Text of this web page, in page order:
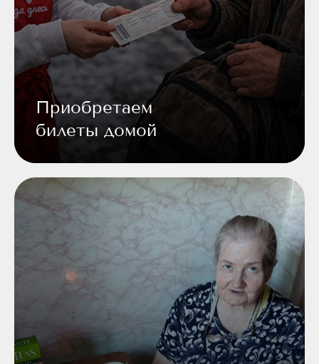
Приобретаем
билеты домой